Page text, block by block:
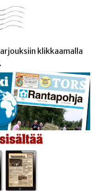
klikkaamalla
.